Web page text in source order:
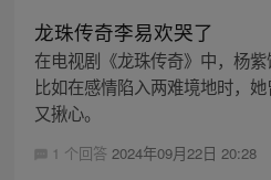
龙珠传奇李易欢哭了
在电视剧《龙珠传奇》中，杨紫
比如在感情陷入两难境地时，
又揪心。
1 个回答 2024年09月22日 20:28